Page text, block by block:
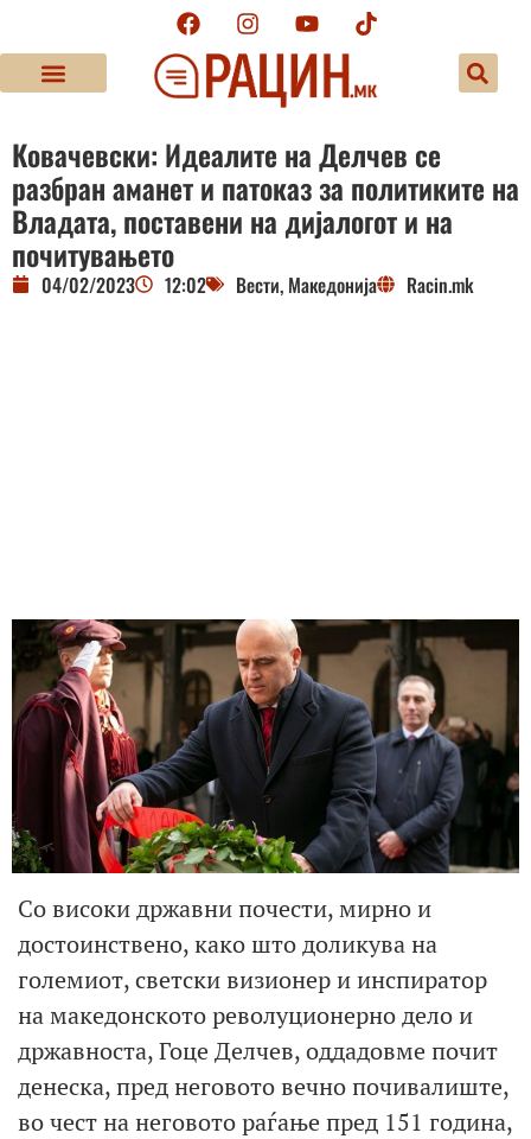
Ковачевски: Идеaлите на Делчев се
разбран аманет и патоказ за политиките на
Владата, поставени на дијалогот и на
почитувањето
04/02/2023 12:02 Вести, Македонија Racin.mk
Со високи државни почести, мирно и
достоинствено, како што доликува на
големиот, светски визионер и инспиратор
на македонското револуционерно дело и
државноста, Гоце Делчев, оддадовме почит
денеска, пред неговото вечно почивалиште,
во чест на неговото раѓање пред 151 година,